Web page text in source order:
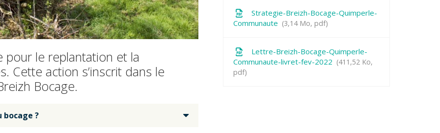
le replantation et la
Cette action s’inscrit dans le
Bocage.
?
Strategie-Breizh-Bocage-Quimperle-
Communaute
3,14 Mo, pdf
Lettre-Breizh-Bocage-Quimperle-
Communaute-livret-fev-2022
411,52 Ko,
pdf